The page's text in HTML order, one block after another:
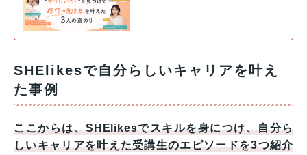
SHElikesで自分らしいキャリアを叶え
た事例
ここからは、SHElikesでスキルを身につけ、自分ら
しいキャリアを叶えた受講生のエピソードを3つ紹介